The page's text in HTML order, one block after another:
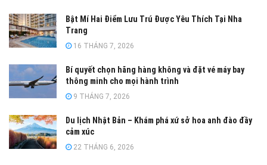
Bật Mí Hai Điểm Lưu Trú Được Yêu Thích Tại Nha
Trang
16 THÁNG 7, 2026
Bí quyết chọn hãng hàng không và đặt vé máy bay
thông minh cho mọi hành trình
9 THÁNG 7, 2026
Du lịch Nhật Bản – Khám phá xứ sở hoa anh đào đầy
cảm xúc
22 THÁNG 6, 2026